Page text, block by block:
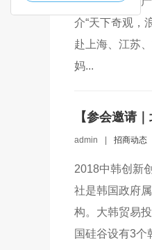
介“天下奇观，
赴上海、江苏
妈...
【参会邀请
admin 招商动态
2018中韩创新
社是韩国政府
构。大韩贸易
国硅谷设有3个